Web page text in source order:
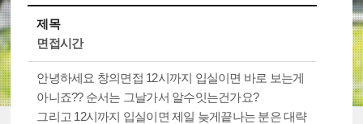
제목
면접시간
안녕하세요 창의면접 12시까지 입실이면 바로 보는게
아니죠?? 순서는 그날가서 알수잇는건가요?
그리고 12시까지 입실이면 제일 늦게끝나는 분은 대략